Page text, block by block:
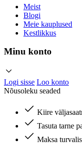
Meist
Blogi
Meie kauplused
Kestlikkus
Minu konto
Logi sisse Loo konto
Nõusoleku seaded
Kiire
Tasuta tarne
Maksa